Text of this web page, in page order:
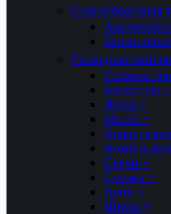
Снегоуборочная
Расходные
Головки
Канистры +
Леска +
Масла +
Ножи
Ножи и
Свечи +
Смазки +
Цепи +
Шины +